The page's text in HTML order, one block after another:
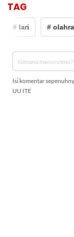
TAG
# lari #
Isi komentar
UU ITE